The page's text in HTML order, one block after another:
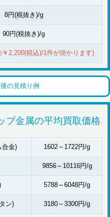
8円(税抜き)/g
90円(税抜き)/g
2,200(税込)/1件が掛かります)
の見積り例
プ金属の平均買取価格
合金) 1602～1722円/g
9856～10116円/g
5788～6048円/g
ン) 3180～3300円/g